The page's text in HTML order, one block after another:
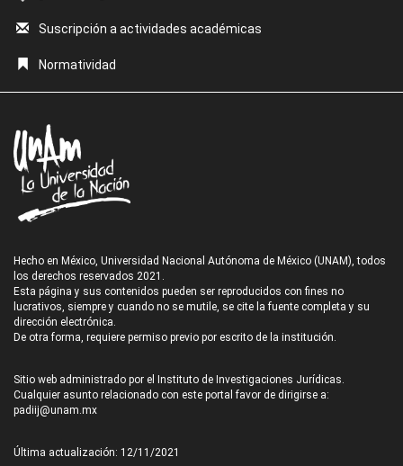
Suscripción a actividades académicas
Normatividad
Hecho en México, Universidad Nacional Autónoma de México (UNAM), todos
los derechos reservados 2021.
Esta página y sus contenidos pueden ser reproducidos con fines no
lucrativos, siempre y cuando no se mutile, se cite la fuente completa y su
dirección electrónica.
De otra forma, requiere permiso previo por escrito de la institución.
Sitio web administrado por el Instituto de Investigaciones Jurídicas.
Cualquier asunto relacionado con este portal favor de dirigirse a:
padiij@unam.mx
Última actualización: 12/11/2021